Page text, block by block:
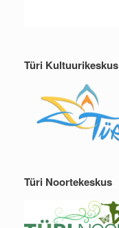
Türi Kultuurikeskus
Türi Noortekeskus